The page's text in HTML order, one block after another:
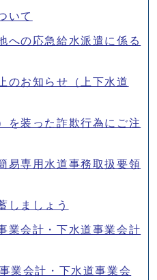
いて
への応急給水派遣に係る
のお知らせ（上下水道
を装った詐欺行為にご注
易専用水道事務取扱要領
しましょう
業会計・下水道事業会計
業会計・下水道事業会